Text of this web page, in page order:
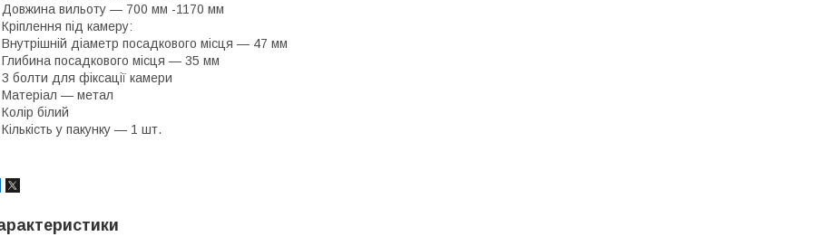
Довжина вильоту — 700 мм -1170 мм
Кріплення під камеру:
Внутрішній діаметр посадкового місця — 47 мм
Глибина посадкового місця — 35 мм
3 болти для фіксації камери
Матеріал — метал
Колір білий
Кількість у пакунку — 1 шт.